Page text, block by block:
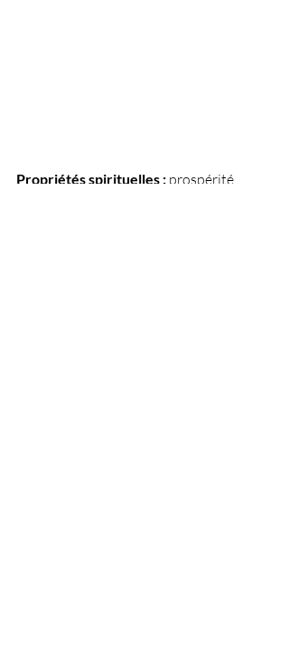
Propriétés spirituelles : prospérité,